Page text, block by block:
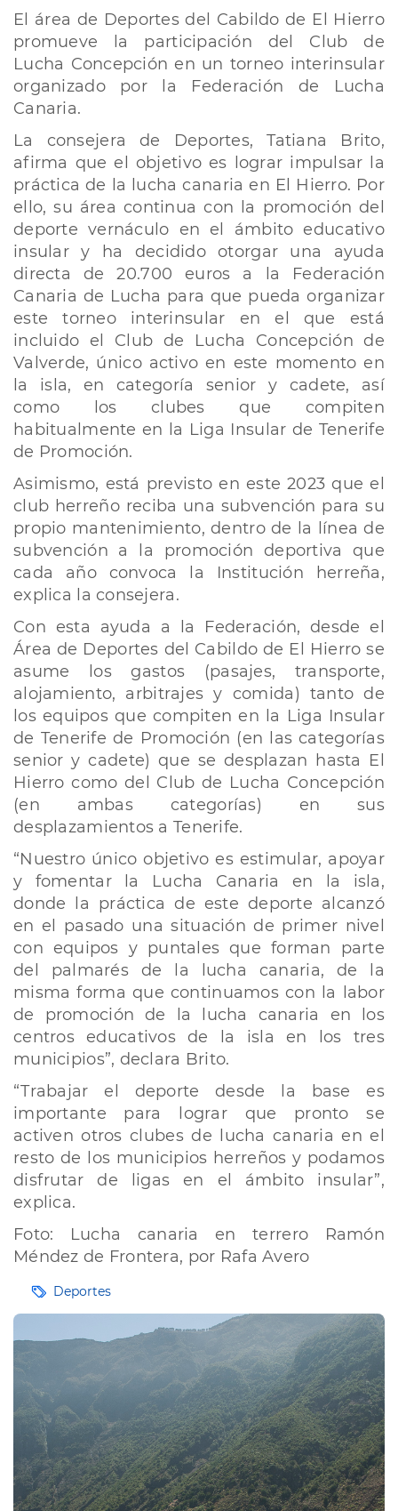
El área de Deportes del Cabildo de El Hierro
promueve la participación del Club de
Lucha Concepción en un torneo interinsular
organizado por la Federación de Lucha
Canaria.
La consejera de Deportes, Tatiana Brito,
afirma que el objetivo es lograr impulsar la
práctica de la lucha canaria en El Hierro. Por
ello, su área continua con la promoción del
deporte vernáculo en el ámbito educativo
insular y ha decidido otorgar una ayuda
directa de 20.700 euros a la Federación
Canaria de Lucha para que pueda organizar
este torneo interinsular en el que está
incluido el Club de Lucha Concepción de
Valverde, único activo en este momento en
la isla, en categoría senior y cadete, así
como los clubes que compiten
habitualmente en la Liga Insular de Tenerife
de Promoción.
Asimismo, está previsto en este 2023 que el
club herreño reciba una subvención para su
propio mantenimiento, dentro de la línea de
subvención a la promoción deportiva que
cada año convoca la Institución herreña,
explica la consejera.
Con esta ayuda a la Federación, desde el
Área de Deportes del Cabildo de El Hierro se
asume los gastos (pasajes, transporte,
alojamiento, arbitrajes y comida) tanto de
los equipos que compiten en la Liga Insular
de Tenerife de Promoción (en las categorías
senior y cadete) que se desplazan hasta El
Hierro como del Club de Lucha Concepción
(en ambas categorías) en sus
desplazamientos a Tenerife.
“Nuestro único objetivo es estimular, apoyar
y fomentar la Lucha Canaria en la isla,
donde la práctica de este deporte alcanzó
en el pasado una situación de primer nivel
con equipos y puntales que forman parte
del palmarés de la lucha canaria, de la
misma forma que continuamos con la labor
de promoción de la lucha canaria en los
centros educativos de la isla en los tres
municipios”, declara Brito.
“Trabajar el deporte desde la base es
importante para lograr que pronto se
activen otros clubes de lucha canaria en el
resto de los municipios herreños y podamos
disfrutar de ligas en el ámbito insular”,
explica.
Foto: Lucha canaria en terrero Ramón
Méndez de Frontera, por Rafa Avero
EtiquetasDeportes